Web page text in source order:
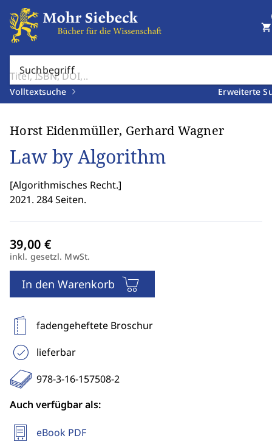
Suchbegriff
Volltextsuche Erweiterte
shopping_cart
Horst Eidenmüller, Gerhard Wagner
Law by Algorithm
[Algorithmisches Recht.]
2021. 284 Seiten.
inkl. gesetzl. MwSt.
In den Warenkorb
fadengeheftete Broschur
lieferbar
978-3-16-157508-2
Auch verfügbar als:
eBook PDF